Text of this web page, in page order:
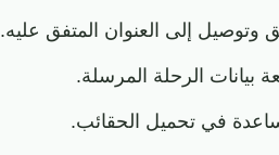
وتوصيل إلى العنوان المتفق عليه.
بيانات الرحلة المرسلة.
في تحميل الحقائب.